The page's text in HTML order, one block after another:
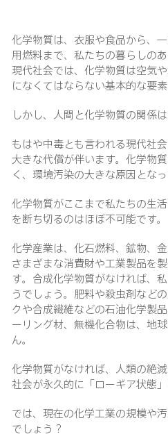
化学物質は、衣服や食品から、
用燃料まで、私たちの暮らしの
現代社会では、化学物質は空気
になくてはならない基本的な要素
しかし、人間と化学物質の関係は
もはや中毒とも言われる現代社
大きな代償が伴います。化学物
く、環境汚染の大きな原因となっ
化学物質がここまで私たちの生
を断ち切るのはほぼ不可能です。
化学産業は、化石燃料、鉱物、
さまざまな消費財や工業製品を
す。合成化学物質がなければ、
うでしょう。肥料や殺虫剤など
クや合成繊維などの石油化学製
ーリング材、無機化合物は、地
ん。
化学物質がなければ、人類の絶
社会が永久的に「ローギア状態
では、現在の化学工業の規模や
でしょう？